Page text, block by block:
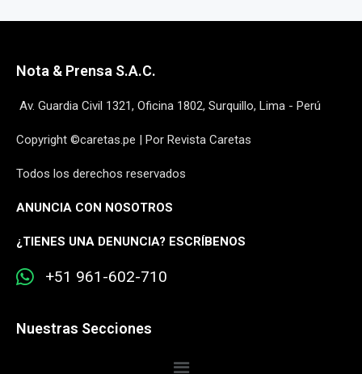
Nota & Prensa S.A.C.
Av. Guardia Civil 1321, Oficina 1802, Surquillo, Lima - Perú
Copyright ©caretas.pe | Por Revista Caretas
Todos los derechos reservados
ANUNCIA CON NOSOTROS
¿TIENES UNA DENUNCIA? ESCRÍBENOS
+51 961-602-710
Nuestras Secciones